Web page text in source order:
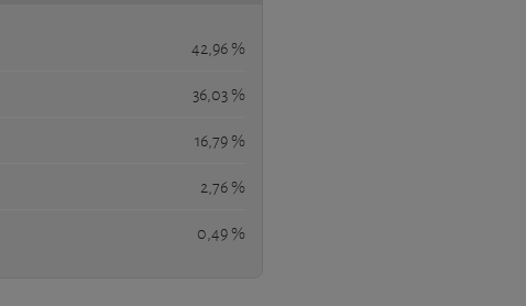
42,96 %
36,03 %
16,79 %
2,76 %
0,49 %